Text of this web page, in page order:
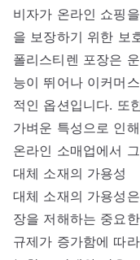
비자가 온라인 쇼핑
을 보장하기 위한 보
폴리스티렌 포장은
능이 뛰어나 이커머
적인 옵션입니다. 또
가벼운 특성으로 인
온라인 소매업에서
대체 소재의 가용성
대체 소재의 가용성
장을 저해하는 중요
규제가 증가함에 따